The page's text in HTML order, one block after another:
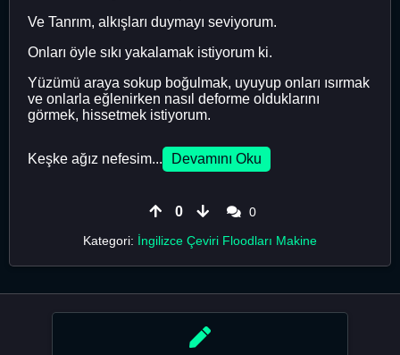
Ve Tanrım, alkışları duymayı seviyorum.
Onları öyle sıkı yakalamak istiyorum ki.
Yüzümü araya sokup boğulmak, uyuyup onları ısırmak
ve onlarla eğlenirken nasıl deforme olduklarını
görmek, hissetmek istiyorum.
Keşke ağız nefesim... Devamını Oku
0
0
Kategori: İngilizce Çeviri Floodları Makine